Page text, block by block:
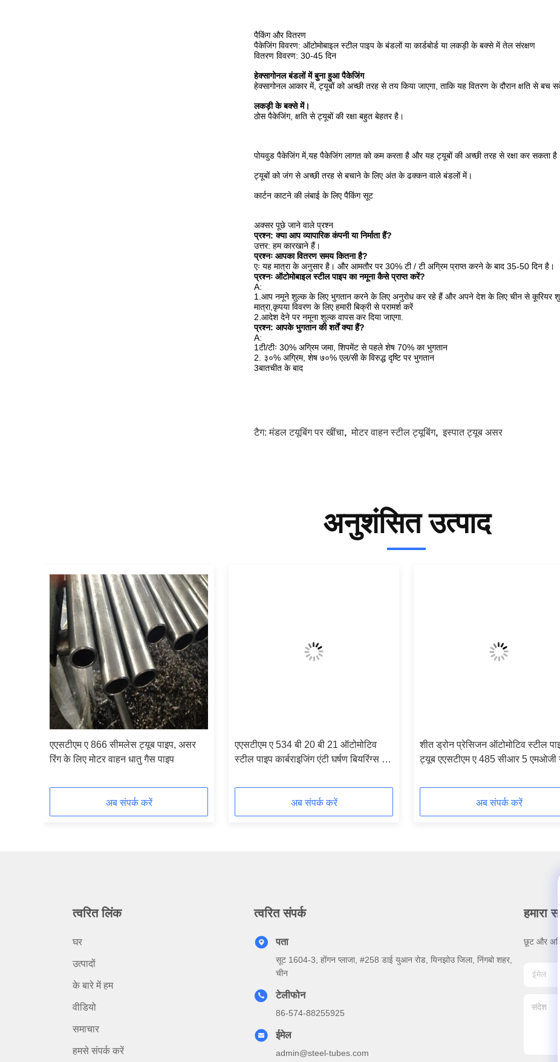
पैकिंग और वितरण
पैकेजिंग विवरण: ऑटोमोबाइल स्टील पाइप के बंडलों या कार्डबोर्ड या लकड़ी के बक्से में तेल संरक्षण
वितरण विवरण: 30-45 दिन
हेक्सागोनल बंडलों में बुना हुआ पैकेजिंग
हेक्सागोनल आकार में, ट्यूबों को अच्छी तरह से तय किया जाएगा, ताकि यह वितरण के दौरान क्षति से बच
लकड़ी के बक्से में।
ठोस पैकेजिंग, क्षति से ट्यूबों की रक्षा बहुत बेहतर है।
पोयवुड पैकेजिंग में,यह पैकेजिंग लागत को कम करता है और यह ट्यूबों की अच्छी तरह से रक्षा कर सकता है
ट्यूबों को जंग से अच्छी तरह से बचाने के लिए अंत के ढक्कन वाले बंडलों में।
कार्टन काटने की लंबाई के लिए पैकिंग सूट
अक्सर पूछे जाने वाले प्रश्न
प्रश्न: क्या आप व्यापारिक कंपनी या निर्माता हैं?
उत्तर: हम कारखाने हैं।
प्रश्नः आपका वितरण समय कितना है?
एः यह मात्रा के अनुसार है। और आमतौर पर 30% टी / टी अग्रिम प्राप्त करने के बाद 35-50 दिन है।
प्रश्नः ऑटोमोबाइल स्टील पाइप का नमूना कैसे प्राप्त करें?
A:
1.आप नमूने शुल्क के लिए भुगतान करने के लिए अनुरोध कर रहे हैं और अपने देश के लिए चीन से कूरियर
मात्रा,कृपया विवरण के लिए हमारी बिक्री से परामर्श करें
2.आदेश देने पर नमूना शुल्क वापस कर दिया जाएगा.
प्रश्न: आपके भुगतान की शर्तें क्या हैं?
A:
1टी/टीः 30% अग्रिम जमा, शिपमेंट से पहले शेष 70% का भुगतान
2. ३०% अग्रिम, शेष ७०% एल/सी के विरुद्ध दृष्टि पर भुगतान
3बातचीत के बाद
टैग:मंडल टयूबिंग पर खींचा,मोटर वाहन स्टील ट्यूबिंग,इस्पात ट्यूब असर
अनुशंसित उत्पाद
एएसटीएम ए 866 सीमलेस ट्यूब पाइप, असर
रिंग के लिए मोटर वाहन धातु गैस पाइप
अब संपर्क करें
एएसटीएम ए 534 बी 20 बी 21 ऑटोमोटिव
स्टील पाइप कार्बराइजिंग एंटी घर्षण बियरिंग्स के
अब संपर्क करें
शीत ड्रोन प्रेसिजन ऑटोमोटिव स्टील
ट्यूब एएसटीएम ए 485 सीआर 5 एमओजी
अब संपर्क करें
त्वरित लिंक
घर
उत्पादों
के बारे में हम
वीडियो
समाचार
हमसे संपर्क करें
त्वरित संपर्क
पता
सूट 1604-3, होंगन प्लाजा, #258 डाई युआन रोड, यिनझोउ जिला, निंगबो शहर,
चीन
टेलीफोन
86-574-88255925
ईमेल
admin@steel-tubes.com
हमारा
छूट और